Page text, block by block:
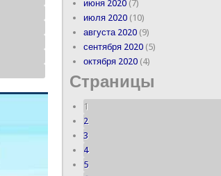
июня 2020(7)
июля 2020(10)
августа 2020(9)
сентября 2020(5)
октября 2020(4)
Страницы
1
2
3
4
5